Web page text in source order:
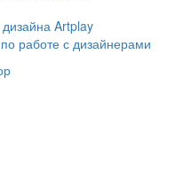
Artplay
работе с дизайнерами